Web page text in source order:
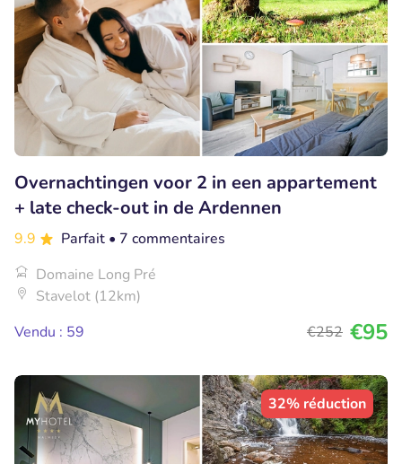
Overnachtingen voor 2 in een appartement
+ late check-out in de Ardennen
9.9 Parfait • 7 commentaires
Domaine Long Pré
Stavelot (12km)
Vendu : 59
€252 €95
32% réduction